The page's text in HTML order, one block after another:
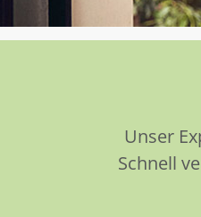
Unser
Schnell